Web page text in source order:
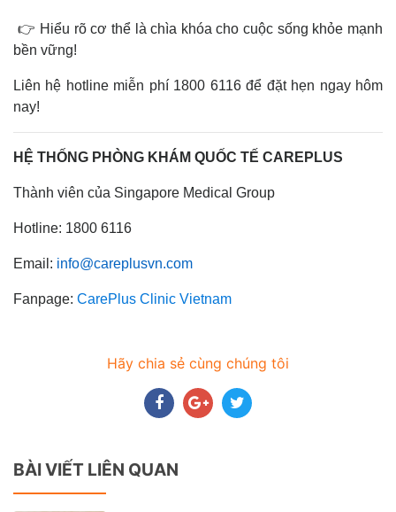
👉 Hiểu rõ cơ thể là chìa khóa cho cuộc sống khỏe mạnh
bền vững!
Liên hệ hotline miễn phí 1800 6116 để đặt hẹn ngay hôm
nay!
HỆ THỐNG PHÒNG KHÁM QUỐC TẾ CAREPLUS
Thành viên của Singapore Medical Group
Hotline: 1800 6116
Email: info@careplusvn.com
Fanpage: CarePlus Clinic Vietnam
Hãy chia sẻ cùng chúng tôi
BÀI VIẾT LIÊN QUAN